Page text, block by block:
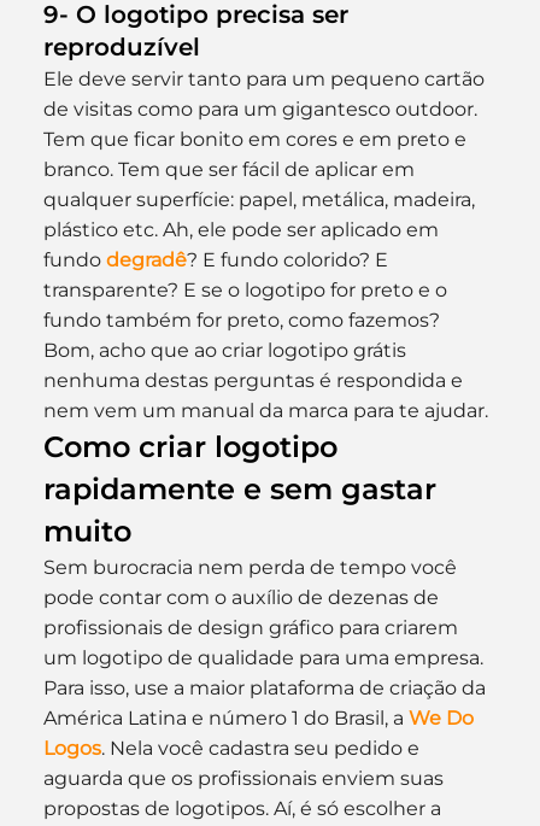
9- O logotipo precisa ser
reproduzível
Ele deve servir tanto para um pequeno cartão
de visitas como para um gigantesco outdoor.
Tem que ficar bonito em cores e em preto e
branco. Tem que ser fácil de aplicar em
qualquer superfície: papel, metálica, madeira,
plástico etc. Ah, ele pode ser aplicado em
fundo degradê? E fundo colorido? E
transparente? E se o logotipo for preto e o
fundo também for preto, como fazemos?
Bom, acho que ao criar logotipo grátis
nenhuma destas perguntas é respondida e
nem vem um manual da marca para te ajudar.
Como criar logotipo
rapidamente e sem gastar
muito
Sem burocracia nem perda de tempo você
pode contar com o auxílio de dezenas de
profissionais de design gráfico para criarem
um logotipo de qualidade para uma empresa.
Para isso, use a maior plataforma de criação da
América Latina e número 1 do Brasil, a We Do
Logos. Nela você cadastra seu pedido e
aguarda que os profissionais enviem suas
propostas de logotipos. Aí, é só escolher a